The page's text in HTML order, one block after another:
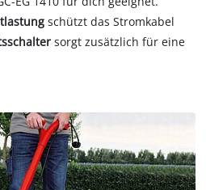
schützt das Stromkabel
sorgt zusätzlich für eine